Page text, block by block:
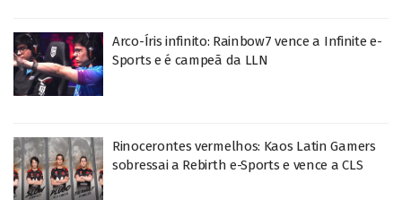
Arco-Íris infinito: Rainbow7 vence a Infinite e-
Sports e é campeã da LLN
Rinocerontes vermelhos: Kaos Latin Gamers
sobressai a Rebirth e-Sports e vence a CLS